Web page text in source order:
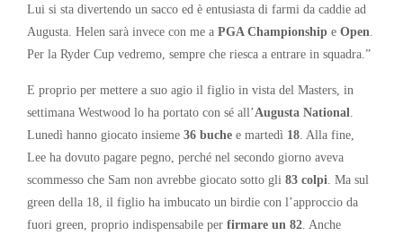
Lui si sta divertendo un sacco ed è entusiasta di farmi da caddie ad
Augusta. Helen sarà invece con me a PGA Championship e Open
Per la Ryder Cup vedremo, sempre che riesca a entrare in squadra.”
E proprio per mettere a suo agio il figlio in vista del Masters, in
settimana Westwood lo ha portato con sé all’Augusta National
Lunedì hanno giocato insieme 36 buche e martedì 18 . Alla fine,
Lee ha dovuto pagare pegno, perché nel secondo giorno aveva
scommesso che Sam non avrebbe giocato sotto gli 83 colpi . Ma sul
green della 18, il figlio ha imbucato un birdie con l’approccio da
fuori green, proprio indispensabile per firmare un 82 . Anche